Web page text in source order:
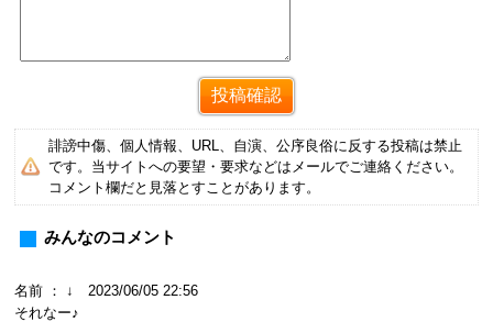
誹謗中傷、個人情報、URL、自演、公序良俗に反する投稿は禁止
です。当サイトへの要望・要求などはメールでご連絡ください。
コメント欄だと見落とすことがあります。
みんなのコメント
名前 ： ↓ 2023/06/05 22:56
それなー♪